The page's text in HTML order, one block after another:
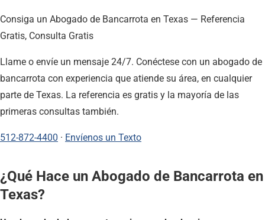
Consiga un Abogado de Bancarrota en Texas — Referencia
Gratis, Consulta Gratis
Llame o envíe un mensaje 24/7. Conéctese con un abogado de
bancarrota con experiencia que atiende su área, en cualquier
parte de Texas. La referencia es gratis y la mayoría de las
primeras consultas también.
512-872-4400 · Envíenos un Texto
¿Qué Hace un Abogado de Bancarrota en
Texas?